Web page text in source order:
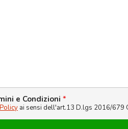
e Condizioni *
ai sensi dell'art.13 D.lgs 2016/679